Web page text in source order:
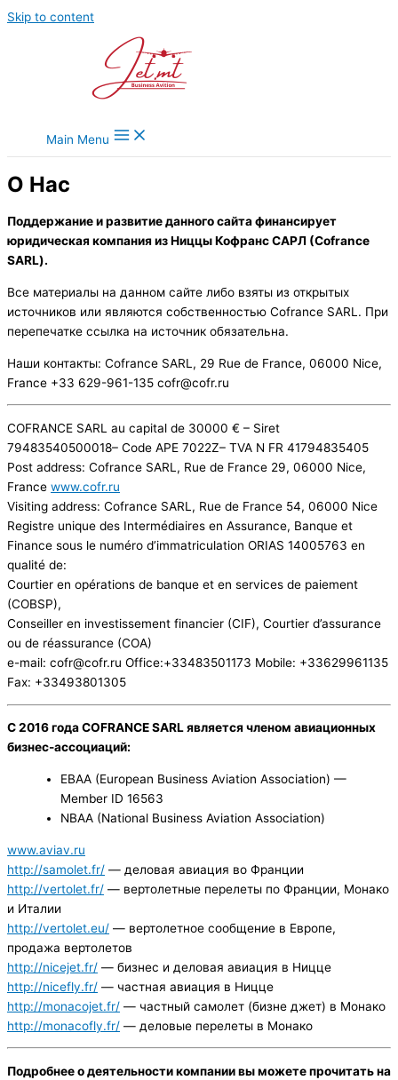
Skip to content
Main Menu
О Нас
Поддержание и развитие данного сайта финансирует
юридическая компания из Ниццы Кофранс САРЛ (Cofrance
SARL).
Все материалы на данном сайте либо взяты из открытых
источников или являются собственностью Cofrance SARL. При
перепечатке ссылка на источник обязательна.
Наши контакты: Cofrance SARL, 29 Rue de France, 06000 Nice,
France +33 629-961-135 cofr@cofr.ru
COFRANCE SARL au capital de 30000 € – Siret
79483540500018– Code APE 7022Z– TVA N FR 41794835405
Post address: Cofrance SARL, Rue de France 29, 06000 Nice,
France www.cofr.ru
Visiting address: Cofrance SARL, Rue de France 54, 06000 Nice
Registre unique des Intermédiaires en Assurance, Banque et
Finance sous le numéro d’immatriculation ORIAS 14005763 en
qualité de:
Courtier en opérations de banque et en services de paiement
(COBSP),
Conseiller en investissement financier (CIF), Courtier d’assurance
ou de réassurance (COA)
e-mail: cofr@cofr.ru Office:+33483501173 Mobile: +33629961135
Fax: +33493801305
С 2016 года COFRANCE SARL является членом авиационных
бизнес-ассоциаций:
EBAA (European Business Aviation Association) —
Member ID 16563
NBAA (National Business Aviation Association)
www.aviav.ru
http://samolet.fr/ — деловая авиация во Франции
http://vertolet.fr/ — вертолетные перелеты по Франции, Монако
и Италии
http://vertolet.eu/ — вертолетное сообщение в Европе,
продажа вертолетов
http://nicejet.fr/ — бизнес и деловая авиация в Ницце
http://nicefly.fr/ — частная авиация в Ницце
http://monacojet.fr/ — частный самолет (бизне джет) в Монако
http://monacofly.fr/ — деловые перелеты в Монако
Подробнее о деятельности компании вы можете прочитать на